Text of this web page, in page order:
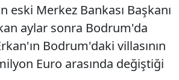
eski Merkez Bankası Başkanı
aylar sonra Bodrum'da
Bodrum'daki villasının
Euro arasında değiştiği